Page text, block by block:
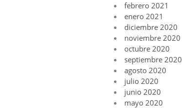
febrero 2021
enero 2021
diciembre 2020
noviembre 2020
octubre 2020
septiembre 2020
agosto 2020
julio 2020
junio 2020
mayo 2020